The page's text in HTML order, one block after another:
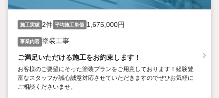
施工実績 2件 平均施工単価 1,675,000円
事業内容 塗装工事
ご満足いただける施工をお約束します！
お客様のご要望にそった塗装プランをご用意しております！経験豊
富なスタッフが誠心誠意対応させていただきますのでぜひお気軽に
ご相談くださいませ。